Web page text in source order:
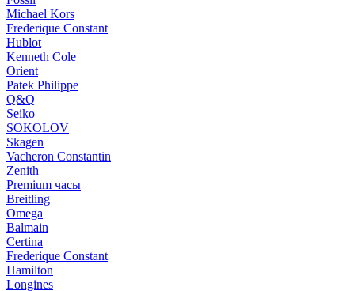
Michael Kors
Frederique Constant
Hublot
Kenneth Cole
Orient
Patek Philippe
Q&Q
Seiko
SOKOLOV
Skagen
Vacheron Constantin
Zenith
Premium часы
Breitling
Omega
Balmain
Certina
Frederique Constant
Hamilton
Longines